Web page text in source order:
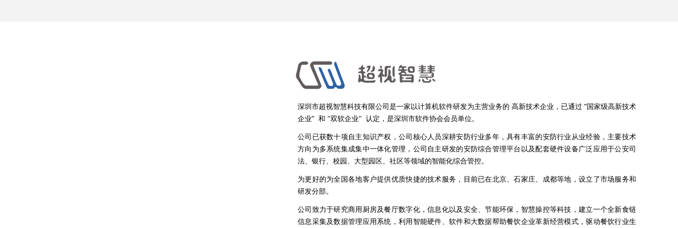
深圳市超视智慧科技有限公司是一家以计算机软件研发为主营业务的 高新技术企业，已通过 “国家级高新技术
企业” 和 "双软企业" 认定，是深圳市软件协会会员单位。
公司已获数十项自主知识产权，公司核心人员深耕安防行业多年，具有丰富的安防行业从业经验，主要技术
方向为多系统集成集中一体化管理，公司自主研发的安防综合管理平台以及配套硬件设备广泛应用于公安司
法、银行、校园、大型园区、社区等领域的智能化综合管控。
为更好的为全国各地客户提供优质快捷的技术服务，目前已在北京、石家庄、成都等地，设立了市场服务和
研发分部。
公司致力于研究商用厨房及餐厅数字化，信息化以及安全、节能环保，智慧操控等科技，建立一个全新食链
信息采集及数据管理应用系统，利用智能硬件、软件和大数据帮助餐饮企业革新经营模式，驱动餐饮行业生